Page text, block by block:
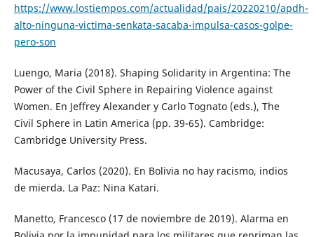
https://www.lostiempos.com/actualidad/pais/20220210/apdh-
alto-ninguna-victima-senkata-sacaba-impulsa-casos-golpe-
pero-son
Luengo, Maria (2018). Shaping Solidarity in Argentina: The
Power of the Civil Sphere in Repairing Violence against
Women. En Jeffrey Alexander y Carlo Tognato (eds.), The
Civil Sphere in Latin America (pp. 39-65). Cambridge:
Cambridge University Press.
Macusaya, Carlos (2020). En Bolivia no hay racismo, indios
de mierda. La Paz: Nina Katari.
Manetto, Francesco (17 de noviembre de 2019). Alarma en